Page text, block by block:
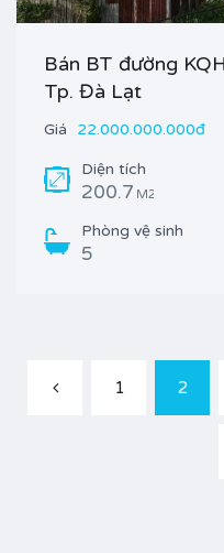
Bán BT đường
Tp. Đà Lạt
Giá 22.000.000.000đ
Diện tích
200.7 M2
Phòng vệ sinh
5
1 2